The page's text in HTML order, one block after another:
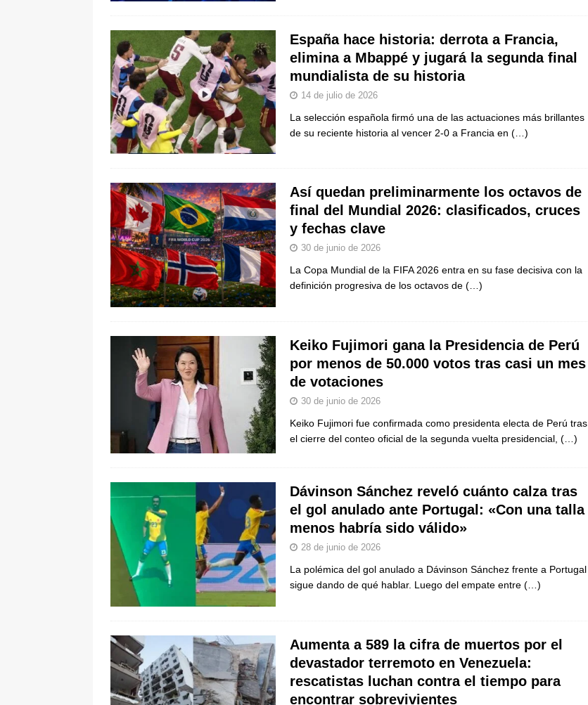
España hace historia: derrota a Francia,
elimina a Mbappé y jugará la segunda final
mundialista de su historia
14 de julio de 2026
La selección española firmó una de las actuaciones más brillantes
de su reciente historia al vencer 2-0 a Francia en (…)
Así quedan preliminarmente los octavos de
final del Mundial 2026: clasificados, cruces
y fechas clave
30 de junio de 2026
La Copa Mundial de la FIFA 2026 entra en su fase decisiva con la
definición progresiva de los octavos de (…)
Keiko Fujimori gana la Presidencia de Perú
por menos de 50.000 votos tras casi un mes
de votaciones
30 de junio de 2026
Keiko Fujimori fue confirmada como presidenta electa de Perú tras
el cierre del conteo oficial de la segunda vuelta presidencial, (…)
Dávinson Sánchez reveló cuánto calza tras
el gol anulado ante Portugal: «Con una talla
menos habría sido válido»
28 de junio de 2026
La polémica del gol anulado a Dávinson Sánchez frente a Portugal
sigue dando de qué hablar. Luego del empate entre (…)
Aumenta a 589 la cifra de muertos por el
devastador terremoto en Venezuela:
rescatistas luchan contra el tiempo para
encontrar sobrevivientes